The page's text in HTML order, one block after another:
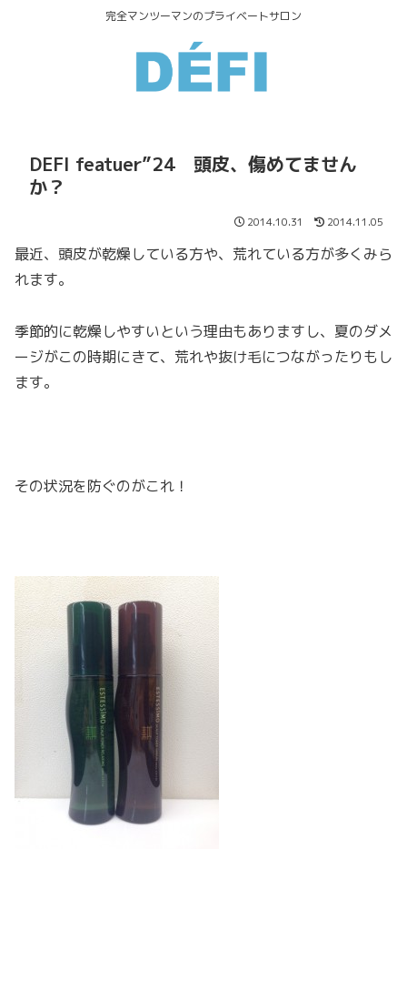
完全マンツーマンのプライベートサロン
DEFI featuer”24 頭皮、傷めてません
か？
2014.10.31 2014.11.05
最近、頭皮が乾燥している方や、荒れている方が多くみら
れます。
季節的に乾燥しやすいという理由もありますし、夏のダメ
ージがこの時期にきて、荒れや抜け毛につながったりもし
ます。
その状況を防ぐのがこれ！